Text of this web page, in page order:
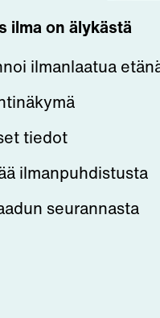
ilma on älykästä
ilmanlaatua
tiedot
ilmanpuhdistusta
seurannasta